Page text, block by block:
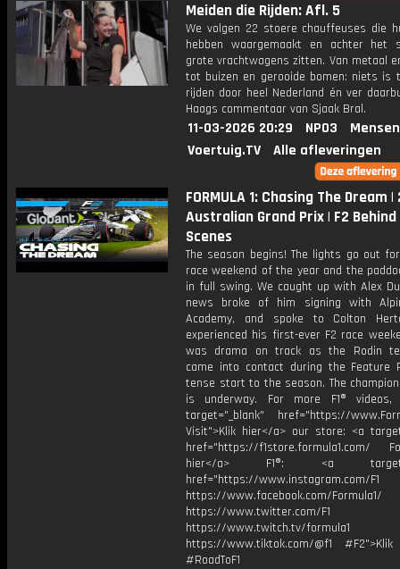
Meiden die Rijden: Afl. 5
We volgen 22 stoere chauffeuses die
hebben waargemaakt en achter het
grote vrachtwagens zitten. Van metaal
tot buizen en gerooide bomen: niets is
rijden door heel Nederland én ver
Haags commentaar van Sjaak Bral.
11-03-2026 20:29 NPO3
Voertuig.TV
Alle afleveringen
FORMULA 1: Chasing The Dream
Australian Grand Prix | F2 Behind
Scenes
The season begins! The lights go out
race weekend of the year and the
in full swing. We caught up with Alex
news broke of him signing with
Academy, and spoke to Colton
experienced his first-ever F2 race
was drama on track as the Rodin
came into contact during the Feature
tense start to the season. The
is underway. For more F1®
target="_blank" href="https://
Visit">Klik hier</a> our store: <a
href="https://f1store.formula1.com/
hier</a> F1®: <a
href="https://www.instagram.com/F1
https://www.facebook.com/Formula1/
https://www.twitter.com/F1
https://www.twitch.tv/formula1
https://www.tiktok.com/@f1
#RoadToF1